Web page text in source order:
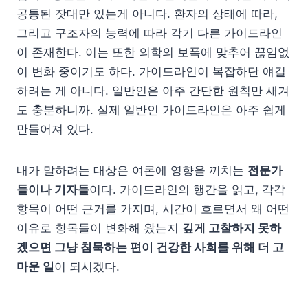
공통된 잣대만 있는게 아니다. 환자의 상태에 따라,
그리고 구조자의 능력에 따라 각기 다른 가이드라인
이 존재한다. 이는 또한 의학의 보폭에 맞추어 끊임없
이 변화 중이기도 하다. 가이드라인이 복잡하단 얘길
하려는 게 아니다. 일반인은 아주 간단한 원칙만 새겨
도 충분하니까. 실제 일반인 가이드라인은 아주 쉽게
만들어져 있다.
내가 말하려는 대상은 여론에 영향을 끼치는 전문가
들이나 기자들이다. 가이드라인의 행간을 읽고, 각각
항목이 어떤 근거를 가지며, 시간이 흐르면서 왜 어떤
이유로 항목들이 변화해 왔는지 깊게 고찰하지 못하
겠으면 그냥 침묵하는 편이 건강한 사회를 위해 더 고
마운 일이 되시겠다.